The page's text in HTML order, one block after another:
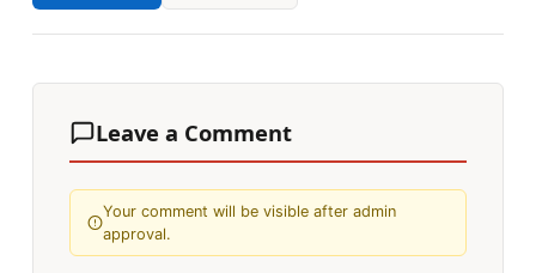
Leave a Comment
Your comment will be visible after admin
approval.